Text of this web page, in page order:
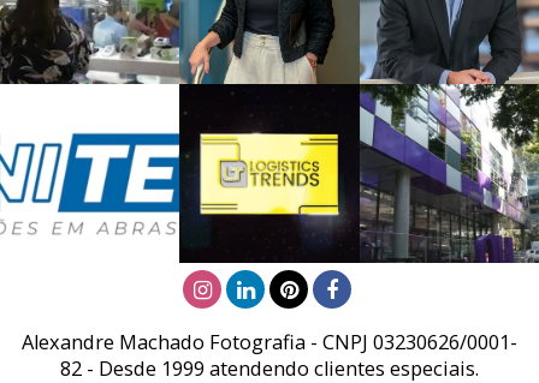
Alexandre Machado Fotografia - CNPJ 03230626/0001-
82 - Desde 1999 atendendo clientes especiais.